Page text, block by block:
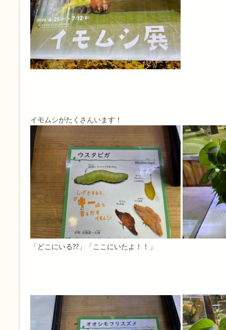
イモムシがたくさんいます！
「どこにいる⁇」「ここにいたよ！！」